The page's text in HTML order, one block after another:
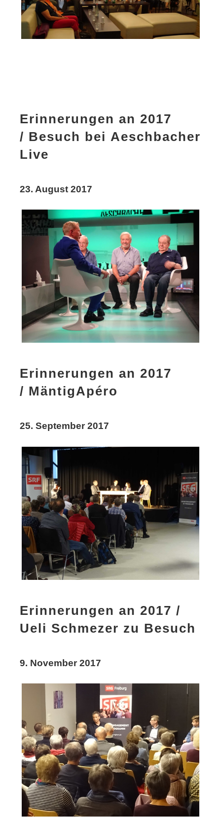
Erinnerungen an 2017
/ Besuch bei Aeschbacher
Live
23. August 2017
Erinnerungen an 2017
/ MäntigApéro
25. September 2017
Erinnerungen an 2017 /
Ueli Schmezer zu Besuch
9. November 2017